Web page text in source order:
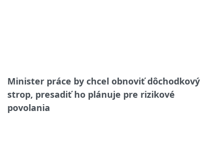
Minister práce by chcel obnoviť dôchodkový
strop, presadiť ho plánuje pre rizikové
povolania